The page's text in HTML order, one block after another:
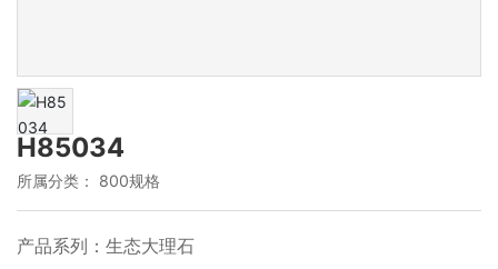
H85034
所属分类： 800规格
产品系列：生态大理石